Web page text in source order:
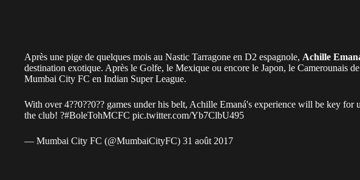
Après une pige de quelques mois au Nastic Tarragone en D2 espagnole, Achille
destination exotique. Après le Golfe, le Mexique ou encore le Japon, le Camerounais
Mumbai City FC en Indian Super League.
With over 4??0??0?? games under his belt, Achille Emaná's experience will be key for
the club! ?#BoleTohMCFC pic.twitter.com/Yb7ClbU495
— Mumbai City FC (@MumbaiCityFC) 31 août 2017